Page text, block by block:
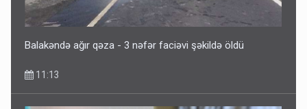
Balakəndə ağır qəza - 3 nəfər faciəvi şəkildə öldü
11:13